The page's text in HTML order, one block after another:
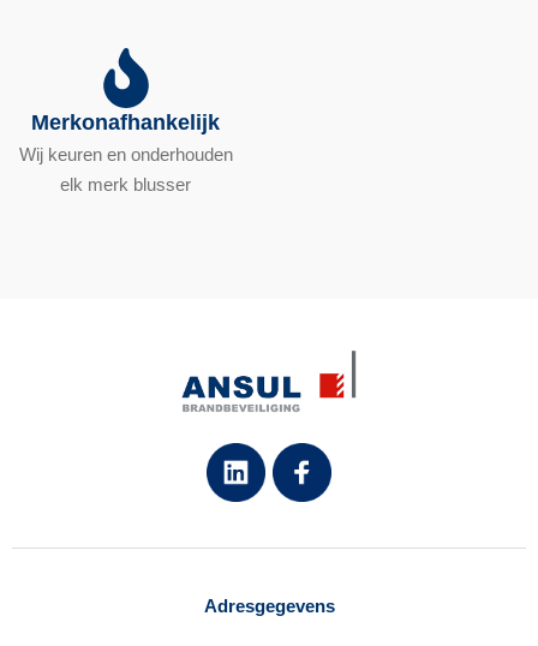
Merkonafhankelijk
Wij keuren en onderhouden
elk merk blusser
Adresgegevens